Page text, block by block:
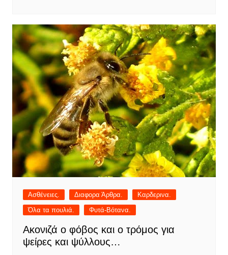
Ασθένειες. Διαφορα Άρθρα.
Καρδερινα.
Όλα τα πουλιά.
Φυτά-Βότανα.
Ακονιζά ο φόβος και ο τρόμος για
ψείρες και ψύλλους…